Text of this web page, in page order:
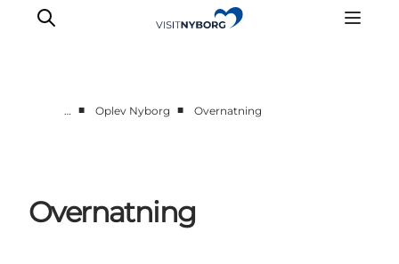
Det sker i Nyborg
Sprogø
… ■ Oplev Nyborg ■ Overnatning
Overnatning